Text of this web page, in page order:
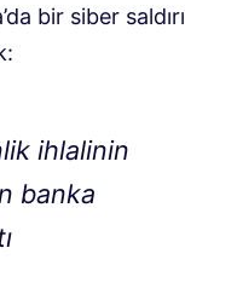
bir siber saldırı
ihlalinin
banka